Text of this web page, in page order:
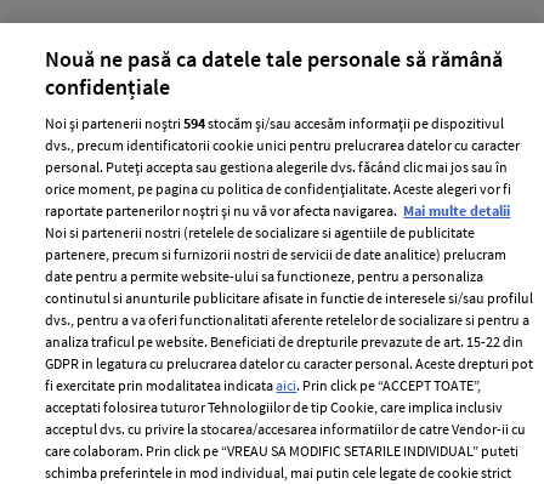
ABONEAZĂ-TE LA NEWSLETTER
Urmareste-ne pe:
Cele mai citite
BEAUTY BEAUTY TIPS
7 uleiuri care stimulează creșterea rapidă a
părului
Nouă ne pasă ca datele tale personale să rămână
confidențiale
Noi și partenerii noștri594stocăm și/sau accesăm informații pe dispozitivul
dvs., precum identificatorii cookie unici pentru prelucrarea datelor cu caracter
personal. Puteți accepta sau gestiona alegerile dvs. făcând clic mai jos sau în
orice moment, pe pagina cu politica de confidențialitate. Aceste alegeri vor fi
raportate partenerilor noștri și nu vă vor afecta navigarea. Mai multe detalii
Noi si partenerii nostri (retelele de socializare si agentiile de publicitate
partenere, precum si furnizorii nostri de servicii de date analitice) prelucram
date pentru a permite website-ului sa functioneze, pentru a personaliza
continutul si anunturile publicitare afisate in functie de interesele si/sau profilul
dvs., pentru a va oferi functionalitati aferente retelelor de socializare si pentru a
analiza traficul pe website. Beneficiati de drepturile prevazute de art. 15-22 din
GDPR in legatura cu prelucrarea datelor cu caracter personal. Aceste drepturi pot
fi exercitate prin modalitatea indicataaici. Prin click pe “ACCEPT TOATE”,
acceptati folosirea tuturor Tehnologiilor de tip Cookie, care implica inclusiv
acceptul dvs. cu privire la stocarea/accesarea informatiilor de catre Vendor-ii cu
care colaboram. Prin click pe “VREAU SA MODIFIC SETARILE INDIVIDUAL” puteti
schimba preferintele in mod individual, mai putin cele legate de cookie strict